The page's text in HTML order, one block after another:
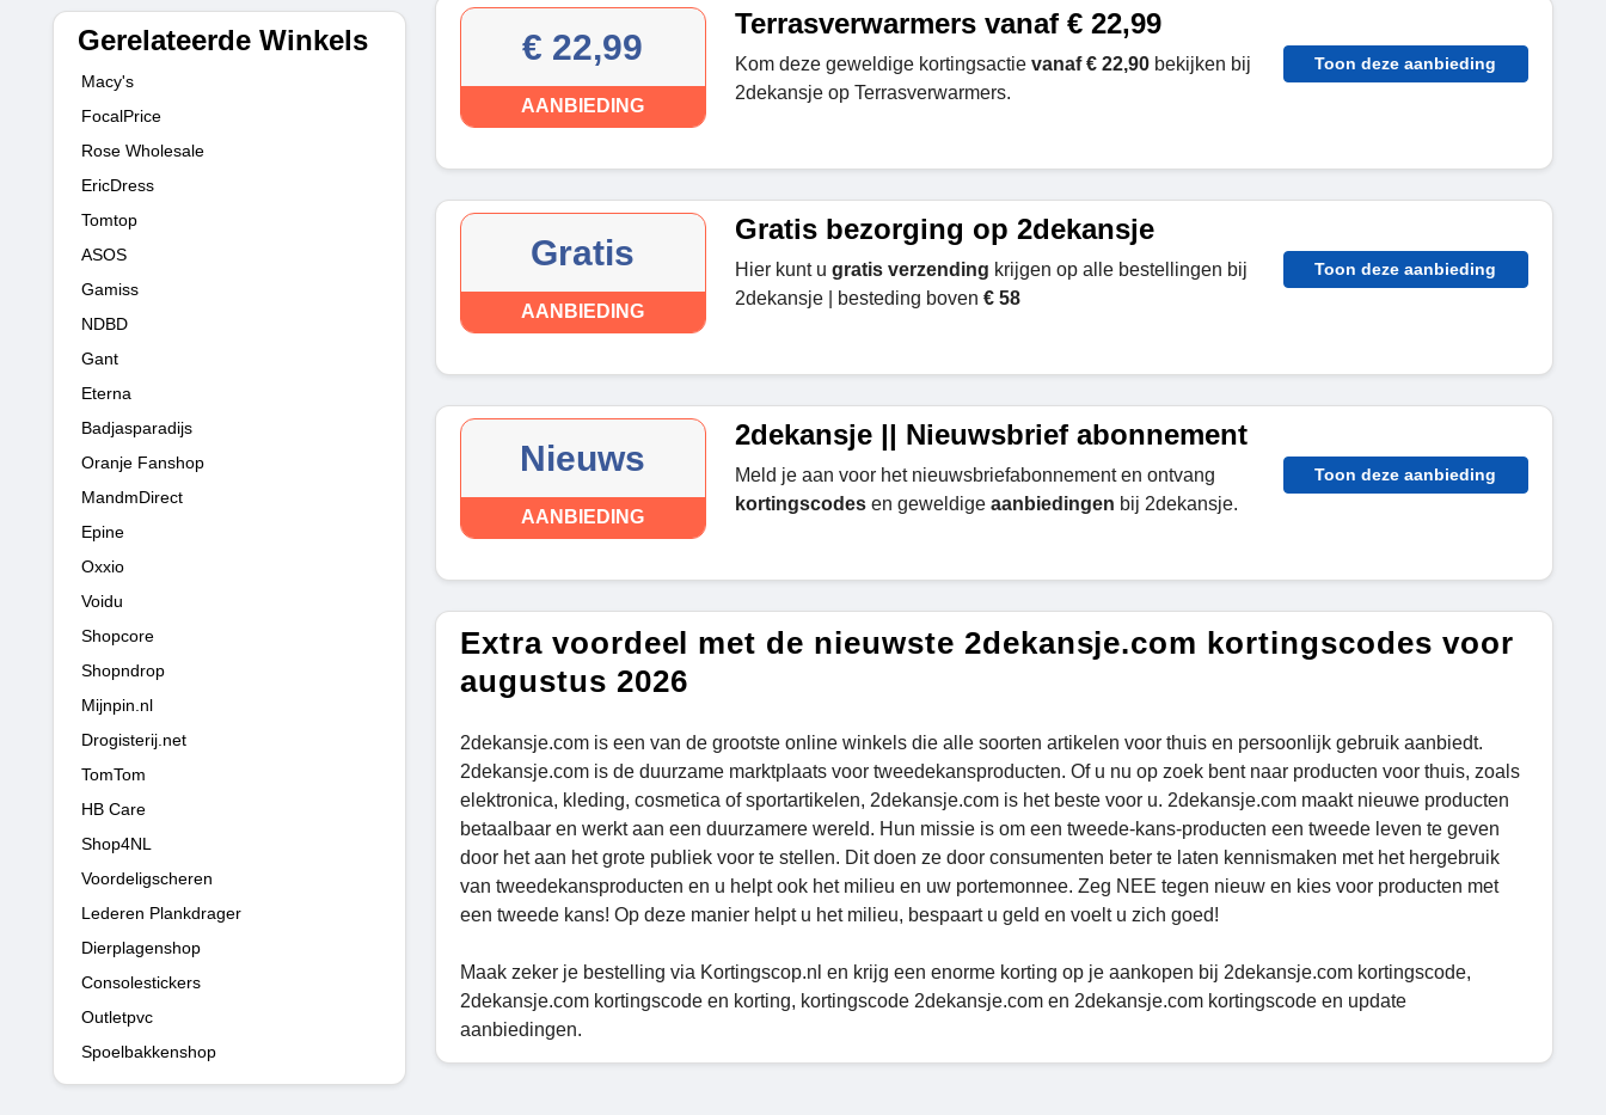
Gerelateerde Winkels
Macy's
FocalPrice
Rose Wholesale
EricDress
Tomtop
ASOS
Gamiss
NDBD
Gant
Eterna
Badjasparadijs
Oranje Fanshop
MandmDirect
Epine
Oxxio
Voidu
Shopcore
Shopndrop
Mijnpin.nl
Drogisterij.net
TomTom
HB Care
Shop4NL
Voordeligscheren
Lederen Plankdrager
Dierplagenshop
Consolestickers
Outletpvc
Spoelbakkenshop
€ 22,99
AANBIEDING
Terrasverwarmers vanaf € 22,99
Kom deze geweldige kortingsactievanaf € 22,90bekijken bij
2dekansje op Terrasverwarmers.
Toon deze aanbieding
Gratis
AANBIEDING
Gratis bezorging op 2dekansje
Hier kunt u gratis verzending krijgen op alle bestellingen bij
2dekansje | besteding boven € 58
Toon deze aanbieding
Nieuws
AANBIEDING
2dekansje || Nieuwsbrief abonnement
Meld je aan voor het nieuwsbriefabonnement en ontvang
kortingscodesen geweldigeaanbiedingen bij 2dekansje.
Toon deze aanbieding
Extra voordeel met de nieuwste 2dekansje.com kortingscodes voor
augustus 2026
2dekansje.com is een van de grootste online winkels die alle soorten artikelen voor thuis en persoonlijk gebruik aanbiedt.
2dekansje.com is de duurzame marktplaats voor tweedekansproducten. Of u nu op zoek bent naar producten voor thuis, zoals
elektronica, kleding, cosmetica of sportartikelen, 2dekansje.com is het beste voor u. 2dekansje.com maakt nieuwe producten
betaalbaar en werkt aan een duurzamere wereld. Hun missie is om een ​​tweede-kans-producten een tweede leven te geven
door het aan het grote publiek voor te stellen. Dit doen ze door consumenten beter te laten kennismaken met het hergebruik
van tweedekansproducten en u helpt ook het milieu en uw portemonnee. Zeg NEE tegen nieuw en kies voor producten met
een tweede kans! Op deze manier helpt u het milieu, bespaart u geld en voelt u zich goed!
Maak zeker je bestelling via Kortingscop.nl en krijg een enorme korting op je aankopen bij 2dekansje.com kortingscode,
2dekansje.com kortingscode en korting, kortingscode 2dekansje.com en 2dekansje.com kortingscode en update
aanbiedingen.